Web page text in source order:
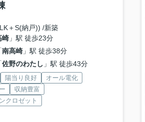
＋S(納戸)) /新築
崎」駅 徒歩23分
南高崎」駅 徒歩38分
佐野のわたし 」駅 徒歩43分
陽当り良好
オール電化
収納豊富
クロゼット